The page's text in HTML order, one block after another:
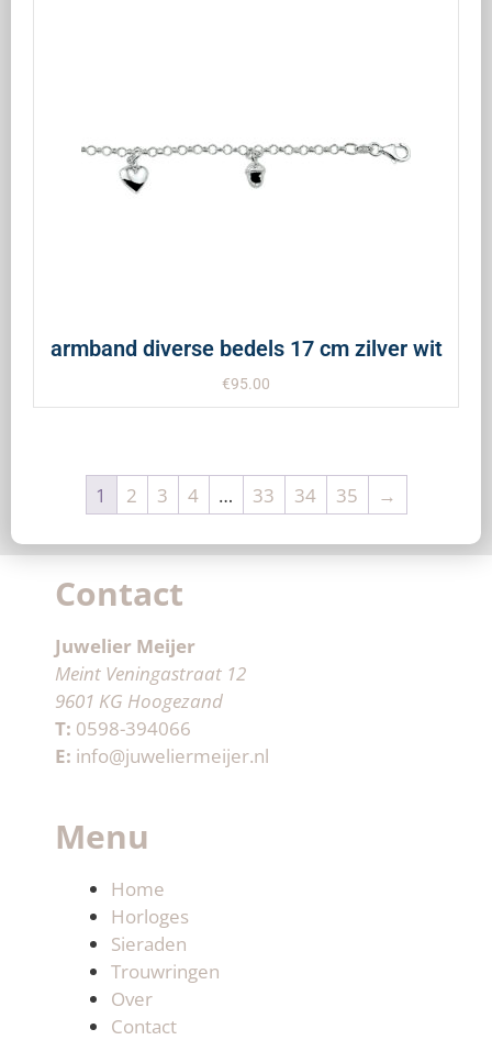
armband diverse bedels 17 cm zilver wit
€95.00
1 2 3 4 … 33 34 35 →
Contact
Juwelier Meijer
Meint Veningastraat 12
9601 KG Hoogezand
T: 0598-394066
E: info@juweliermeijer.nl
Menu
Home
Horloges
Sieraden
Trouwringen
Over
Contact